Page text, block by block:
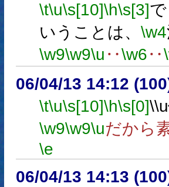
\t\u\s[10]\h\s[3]
いうことは、 \w4
\w9\w9\u ‥\w6‥
06/04/13 14:12
\t\u\s[10]\h\s[0]
\w9\w9\uだから
\e
06/04/13 14:13